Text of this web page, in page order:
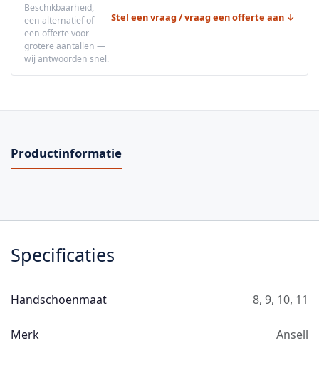
Beschikbaarheid,
een alternatief of
een offerte voor
grotere aantallen —
wij antwoorden snel.
Stel een vraag / vraag een offerte aan ↓
Productinformatie
Specificaties
Handschoenmaat 8, 9, 10, 11
Merk Ansell